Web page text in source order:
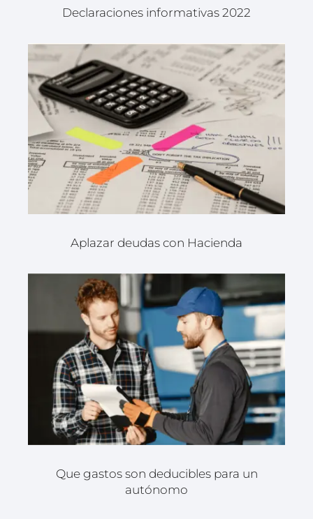
Declaraciones informativas 2022
Aplazar deudas con Hacienda
Que gastos son deducibles para un
autónomo